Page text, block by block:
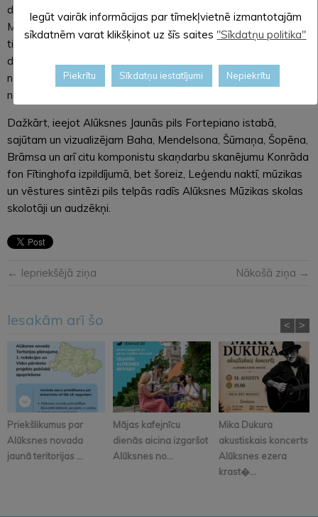
dēļ, labprātāk sniedza privātus koncertus savās mājās.
Mākslinieku un filozofu aprindās viņa muzicēšanas prasme
tika novērtēta kā izcila. Daudzi zināja par viņa cēlo un
dvēselisko klavierspēli, kas klausītājus pacēla spārnos, bet
neviens tonis no viņa pieskāriena taustiņiem tā arī nekad
netika ierakstīts.
Dažkārt, ieejot Alūksnes Jaunās pils Fortepiano istabā,
sajūtam un vizualizējam Baha, Mendelsona, Šūmaņa, Šopēna,
Brāmsa un arī citu komponistu skaņdarbu skanējumu Konrāda
fon Fītinghofa izpildījumā, bet šoreiz, Leģendu naktī, mūzikas
un vēstures sintēzi pils telpās radīs Alūksnes Mūzikas skolas
skolotāji un audzēkņi.
← Iepriekšējā ziņa Nākošā ziņa →
Iesakām arī šo
Priekšlikumus par
Alūksnes novada
jaunā teritorijas ...
Mājas kafejnīcu
dienās aicina izgaršot
Alūksnes no...
Mika Dukura
akustiskais koncerts
Alūksnes ezera
krast�...
< >
Iegūt vairāk informācijas par tīmekļvietnē izmantotajām
sīkdatnēm varat klikšķinot uz šīs saites "Sīkdatņu politika"
Piekrītu Sīkdatņu iestatījumi Nepiekrītu